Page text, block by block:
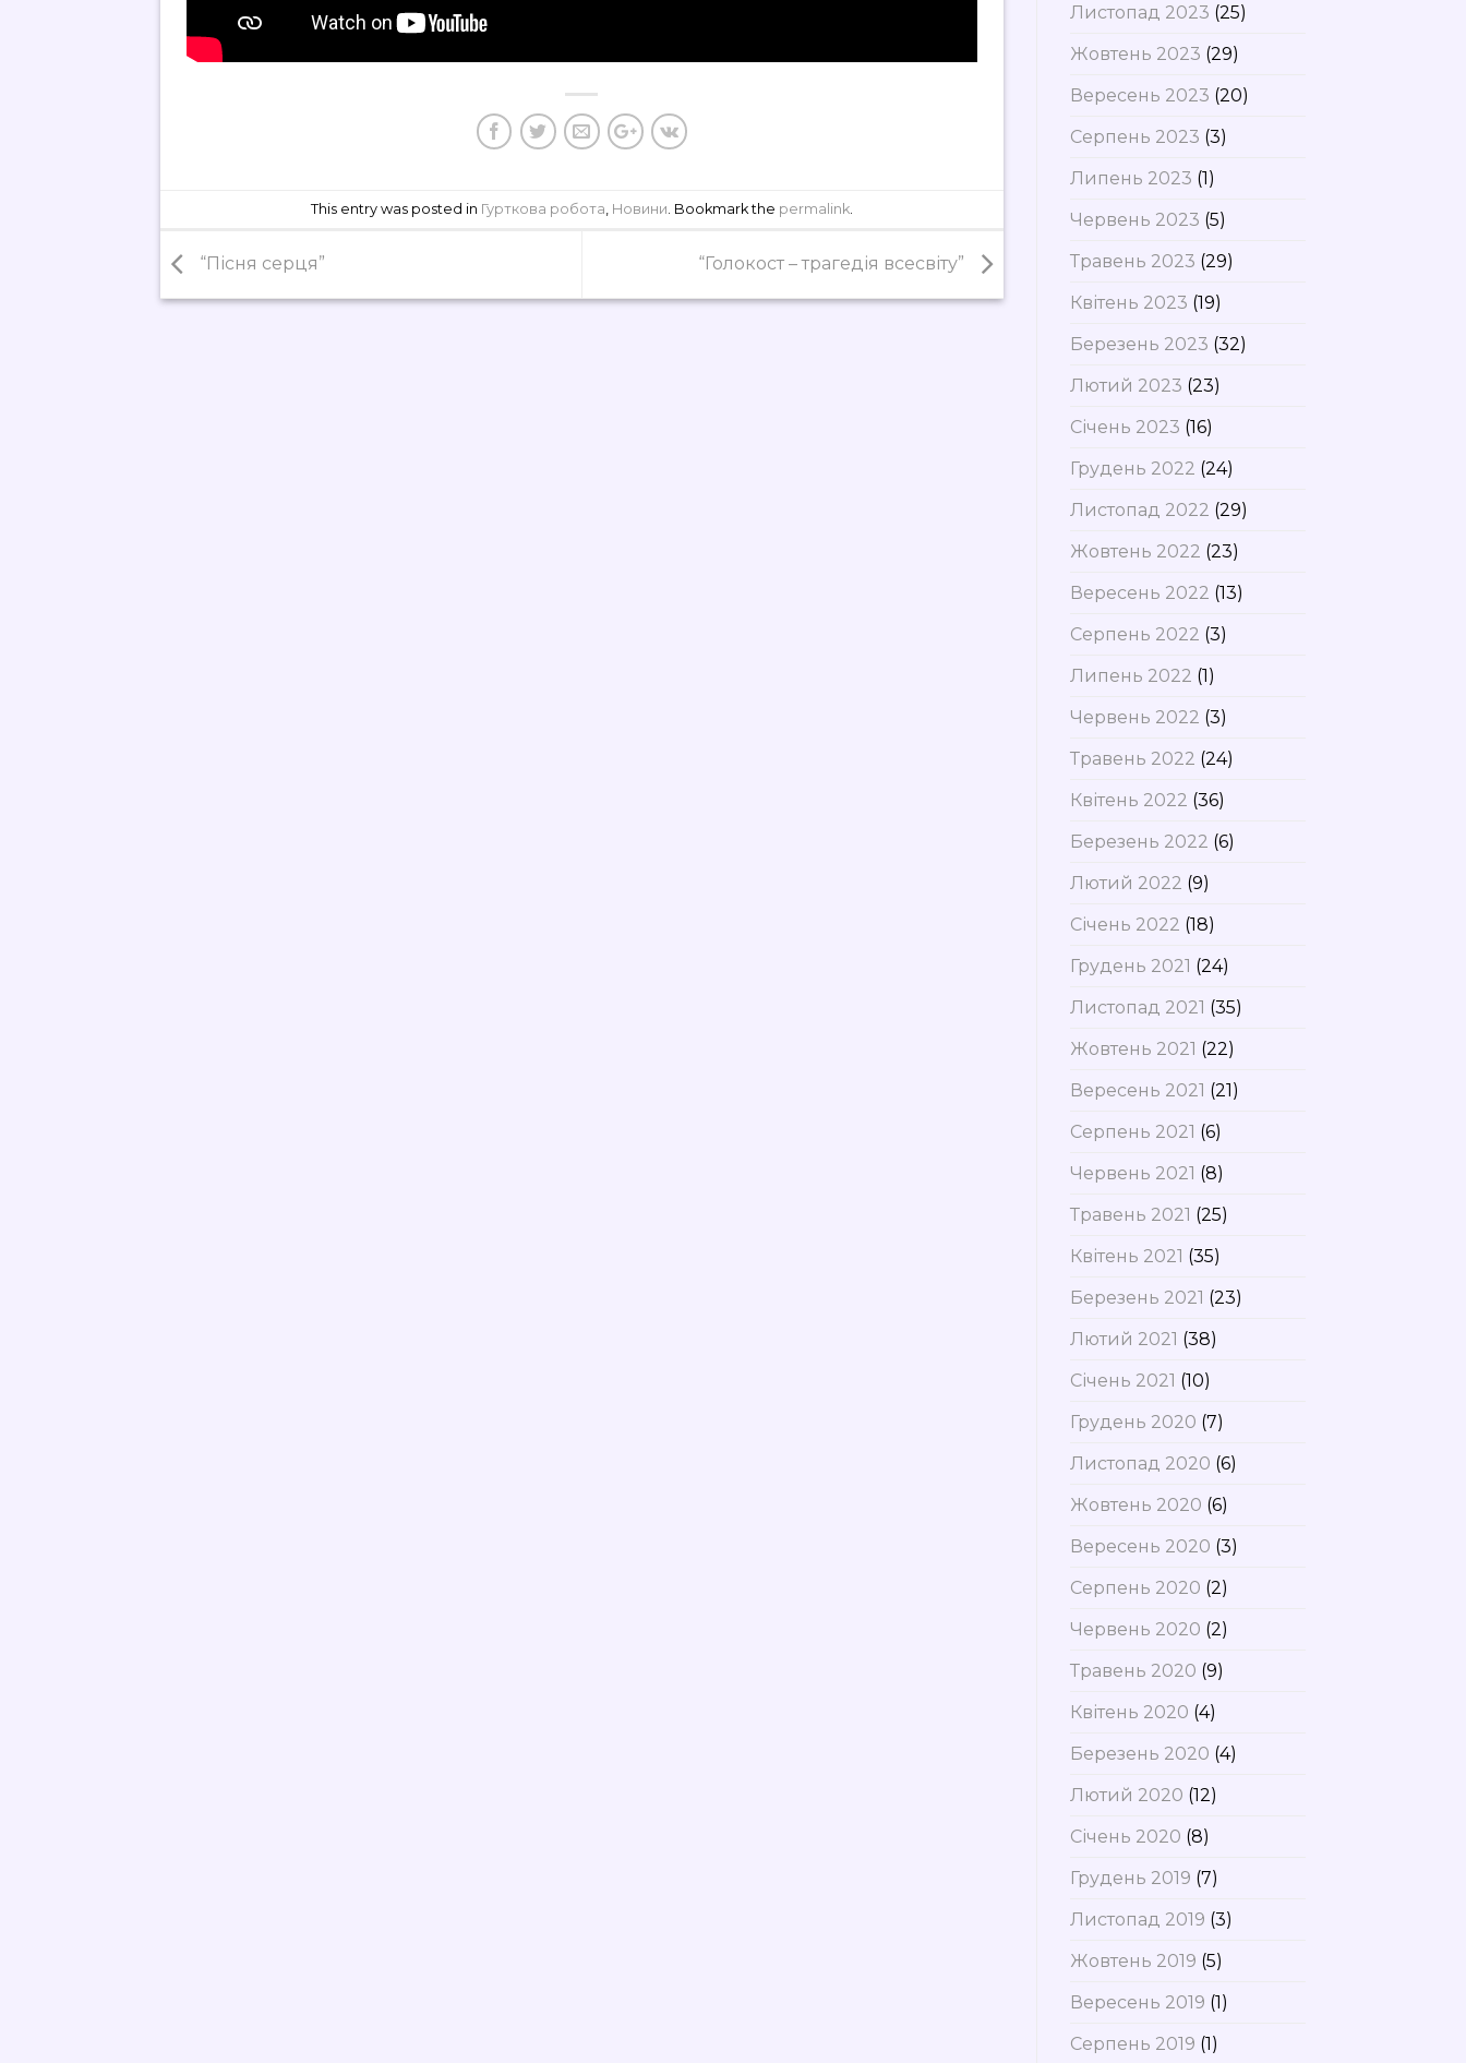
This entry was posted in Гурткова робота Новини . Bookmark the permalink.
“Пісня серця” “Голокост – трагедія всесвіту”
Листопад 2023 (25)
Жовтень 2023 (29)
Вересень 2023 (20)
Серпень 2023 (3)
Липень 2023 (1)
Червень 2023 (5)
Травень 2023 (29)
Квітень 2023 (19)
Березень 2023 (32)
Лютий 2023 (23)
Січень 2023 (16)
Грудень 2022 (24)
Листопад 2022 (29)
Жовтень 2022 (23)
Вересень 2022 (13)
Серпень 2022 (3)
Липень 2022 (1)
Червень 2022 (3)
Травень 2022 (24)
Квітень 2022 (36)
Березень 2022 (6)
Лютий 2022 (9)
Січень 2022 (18)
Грудень 2021 (24)
Листопад 2021 (35)
Жовтень 2021 (22)
Вересень 2021 (21)
Серпень 2021 (6)
Червень 2021 (8)
Травень 2021 (25)
Квітень 2021 (35)
Березень 2021 (23)
Лютий 2021 (38)
Січень 2021 (10)
Грудень 2020 (7)
Листопад 2020 (6)
Жовтень 2020 (6)
Вересень 2020 (3)
Серпень 2020 (2)
Червень 2020 (2)
Травень 2020 (9)
Квітень 2020 (4)
Березень 2020 (4)
Лютий 2020 (12)
Січень 2020 (8)
Грудень 2019 (7)
Листопад 2019 (3)
Жовтень 2019 (5)
Вересень 2019 (1)
Серпень 2019 (1)